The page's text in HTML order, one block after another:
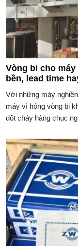
Vòng bi cho
bền, lead time
Với những máy
máy vì hỏng vòng bi
đốt cháy hàng chục